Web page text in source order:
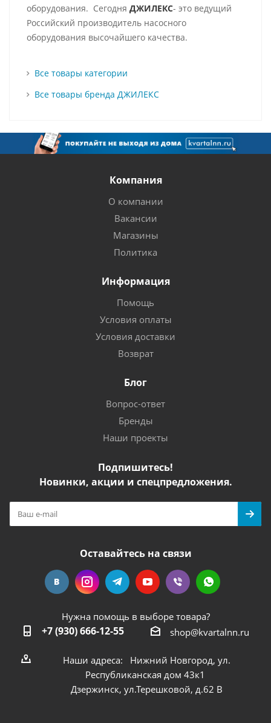
оборудования. Сегодня ДЖИЛЕКС- это ведущий
Российский производитель насосного
оборудования высочайшего качества.
Все товары категории
Все товары бренда ДЖИЛЕКС
Компания
О компании
Вакансии
Магазины
Политика
Информация
Помощь
Условия оплаты
Условия доставки
Возврат
Блог
Вопрос-ответ
Бренды
Наши проекты
Подпишитесь!
Новинки, акции и спецпредложения.
Оставайтесь на связи
Нужна помощь в выборе товара?
+7 (930) 666-12-55 shop@kvartalnn.ru
Наши адреса: Нижний Новгород, ул.
Республиканская дом 43к1
Дзержинск, ул.Терешковой, д.62 В